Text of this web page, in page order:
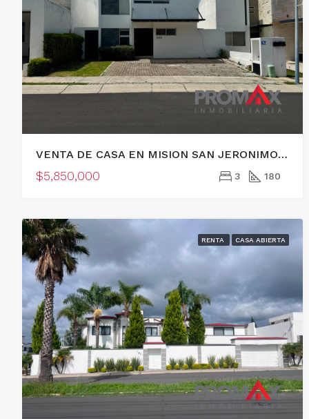
VENTA DE CASA EN MISION SAN JERONIMO, QUERETARO
$5,850,000 3 180
RENTA CASA ABIERTA